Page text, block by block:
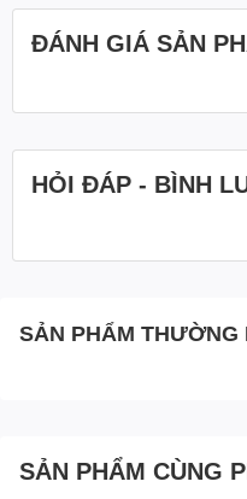
ĐÁNH GIÁ SẢN
HỎI ĐÁP - BÌNH
SẢN PHẨM THƯỜNG
SẢN PHẨM CÙNG